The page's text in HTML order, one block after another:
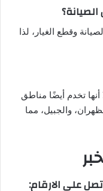
وقطع الغيار، لذا
تخدم أيضًا مناطق
والجبيل، مما
على الارقام: